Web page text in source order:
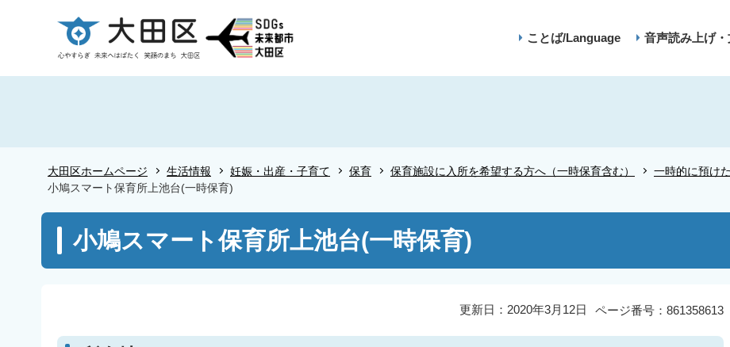
ー
ことば/Language 音声読み上げ
大田区ホームページ 生活情報 妊娠・出産・子育て 保育 保育施設に入所を希望する方へ（一時保育含む） 一時的に預け
小鳩スマート保育所上池台(一時保育)
こ
小鳩スマート保育所上池台(一時保育)
ページ番号：861358613
更新日：2020年3月12日